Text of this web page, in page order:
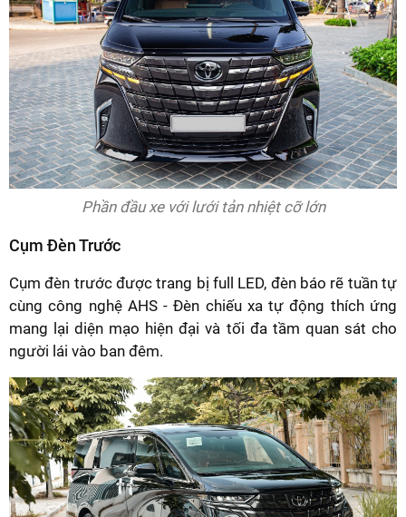
Phần đầu xe với lưới tản nhiệt cỡ lớn
Cụm Đèn Trước
Cụm đèn trước được trang bị full LED, đèn báo rẽ tuần tự
cùng công nghệ AHS - Đèn chiếu xa tự động thích ứng
mang lại diện mạo hiện đại và tối đa tầm quan sát cho
người lái vào ban đêm.